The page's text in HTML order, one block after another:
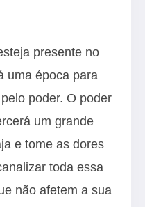
presente no
uma época para
poder. O poder
um grande
e tome as dores
toda essa
não afetem a sua